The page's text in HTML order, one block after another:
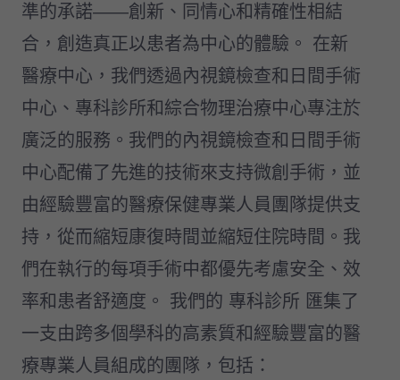
準的承諾——創新、同情心和精確性相結
合，創造真正以患者為中心的體驗。 在新
醫療中心，我們透過內視鏡檢查和日間手術
中心、專科診所和綜合物理治療中心專注於
廣泛的服務。我們的內視鏡檢查和日間手術
中心配備了先進的技術來支持微創手術，並
由經驗豐富的醫療保健專業人員團隊提供支
持，從而縮短康復時間並縮短住院時間。我
們在執行的每項手術中都優先考慮安全、效
率和患者舒適度。 我們的 專科診所 匯集了
一支由跨多個學科的高素質和經驗豐富的醫
療專業人員組成的團隊，包括：